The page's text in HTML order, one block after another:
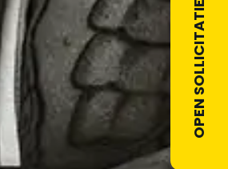
OPEN SOLLICITATIE